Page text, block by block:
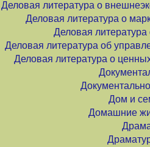
Деловая литература о
Деловая литература о
Деловая
Деловая литература об
Деловая литература о
Дом и
Домашние